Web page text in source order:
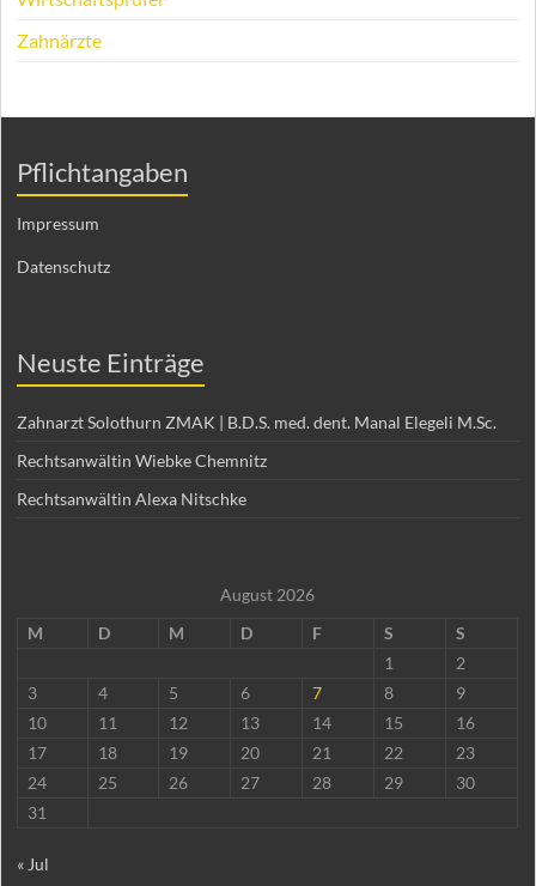
Zahnärzte
Pflichtangaben
Impressum
Datenschutz
Neuste Einträge
Zahnarzt Solothurn ZMAK | B.D.S. med. dent. Manal Elegeli M.Sc.
Rechtsanwältin Wiebke Chemnitz
Rechtsanwältin Alexa Nitschke
August 2026
M
D M D F S
S
1
2
3
4 5 6 7 8
9
10
11 12 13 14 15
16
17
18 19 20 21 22
23
24
25 26 27 28 29
30
31
« Jul